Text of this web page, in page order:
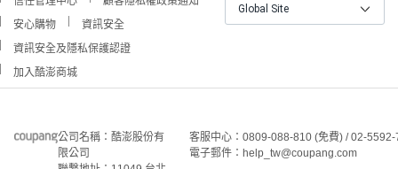
安心購物
資訊安全
資訊安全及隱私保護認證
加入酷澎商城
Global Site
公司名稱：酷澎股份有
限公司
客服中心：0809-088-810 (免費) / 02-
電子郵件：help_tw@coupang.com